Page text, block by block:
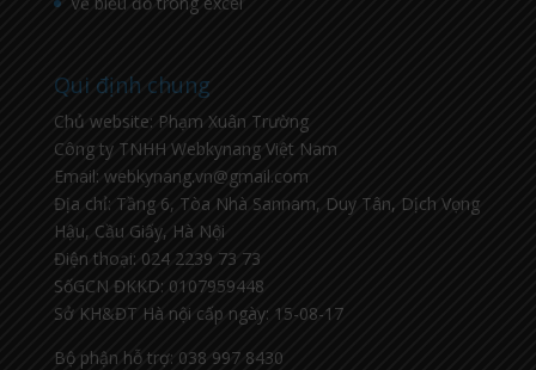
Qui định chung
Chủ website: Phạm Xuân Trường
Công ty TNHH Webkynang Việt Nam
Email: webkynang.vn@gmail.com
Địa chỉ: Tầng 6, Tòa Nhà Sannam, Duy Tân, Dịch Vọng
Hậu, Cầu Giấy, Hà Nội
Điện thoại: 024 2239 73 73
SốGCN ĐKKD: 0107959448
Sở KH&ĐT Hà nội cấp ngày: 15-08-17
Bộ phận hỗ trợ: 038 997 8430